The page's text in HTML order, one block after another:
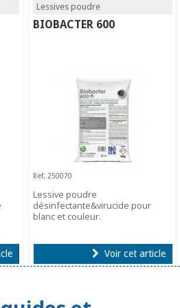
Lessives poudre
BIOBACTER 600
Ref. 250070
Lessive poudre
désinfectante&virucide pour
blanc et couleur.
Voir cet article